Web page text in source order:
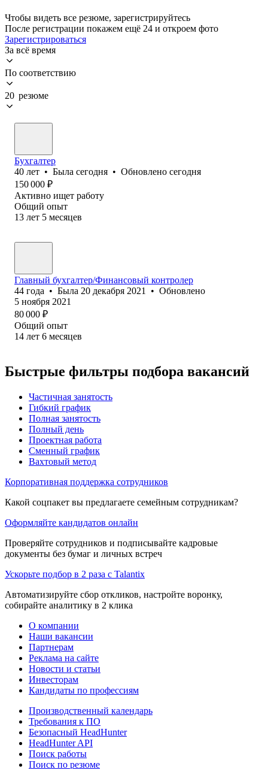
Чтобы видеть все резюме, зарегистрируйтесь
После регистрации покажем ещё 24 и откроем фото
Зарегистрироваться
За всё время
По соответствию
20 резюме
Бухгалтер
40 лет • Была сегодня • Обновлено сегодня
150 000 ₽
Активно ищет работу
Общий опыт
13 лет 5 месяцев
Главный бухгалтер/Финансовый контролер
44 года • Была 20 декабря 2021 • Обновлено
5 ноября 2021
80 000 ₽
Общий опыт
14 лет 6 месяцев
Быстрые фильтры подбора вакансий
Частичная занятость
Гибкий график
Полная занятость
Полный день
Проектная работа
Сменный график
Вахтовый метод
Корпоративная поддержка сотрудников
Какой соцпакет вы предлагаете семейным сотрудникам?
Оформляйте кандидатов онлайн
Проверяйте сотрудников и подписывайте кадровые
документы без бумаг и личных встреч
Ускорьте подбор в 2 раза с Talantix
Автоматизируйте сбор откликов, настройте воронку,
собирайте аналитику в 2 клика
О компании
Наши вакансии
Партнерам
Реклама на сайте
Новости и статьи
Инвесторам
Кандидаты по профессиям
Производственный календарь
Требования к ПО
Безопасный HeadHunter
HeadHunter API
Поиск работы
Поиск по резюме